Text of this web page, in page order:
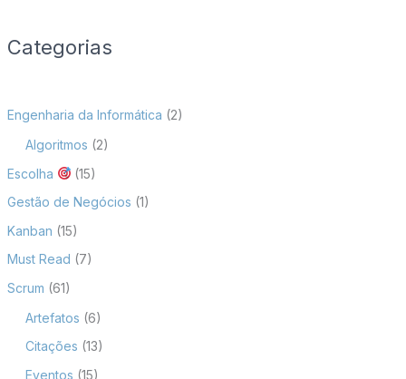
Categorias
Engenharia da Informática (2)
Algoritmos (2)
Escolha
(15)
Gestão de Negócios (1)
Kanban (15)
Must Read (7)
Scrum (61)
Artefatos (6)
Citações (13)
Eventos (15)